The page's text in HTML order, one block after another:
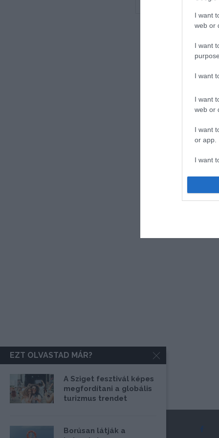
I want
web or
I want
I want
I want
web or
I want
or app.
I want
I want
EZT OLVASTAD MÁR?
A Sziget fesztivál képes
megfordítani a globális
turizmus trendet
Borúsan látják a